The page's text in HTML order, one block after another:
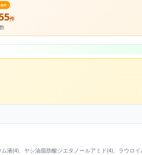
件
液(4)、ヤシ油脂肪酸ジエタノールアミド(4)、ラウロ